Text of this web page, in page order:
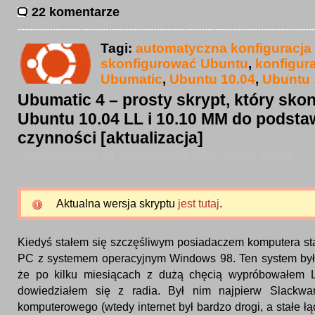
22 komentarze
Tagi: automatyczna
skonfigurować Ubuntu,
Ubumatic, Ubuntu 10.04, Ubuntu
Ubumatic 4 – prosty skrypt, który
Ubuntu 10.04 LL i 10.10 MM do
czynności [aktualizacja]
Aktualna wersja skryptu jest tutaj.
Kiedyś stałem się szczęśliwym posiadaczem komputera
PC z systemem operacyjnym Windows 98. Ten system
że po kilku miesiącach z dużą chęcią wypróbowałem
dowiedziałem się z radia. Był nim najpierw
komputerowego (wtedy internet był bardzo drogi, a stałe